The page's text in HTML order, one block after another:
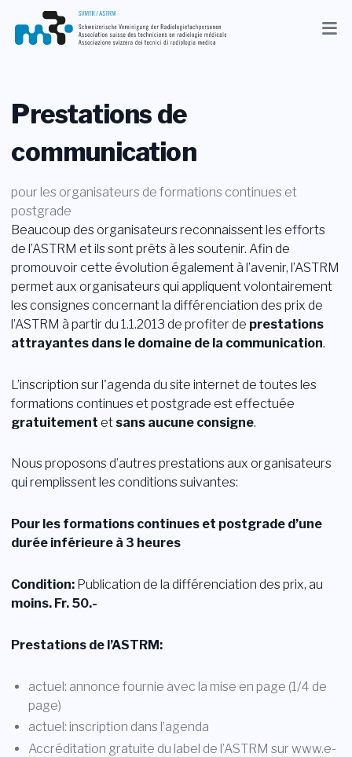
Actuel
Membres
Profession
Médias
FR
Recherche
Shop
Devenir membre Sections
Prestations de
communication
pour les organisateurs de formations continues et
postgrade
Beaucoup des organisateurs reconnaissent les efforts
de l’ASTRM et ils sont prêts à les soutenir. Afin de
promouvoir cette évolution également à l’avenir, l’ASTRM
permet aux organisateurs qui appliquent volontairement
les consignes concernant la différenciation des prix de
l’ASTRM à partir du 1.1.2013 de profiter de prestations
attrayantes dans le domaine de la communication.
L’inscription sur l'agenda du site internet de toutes les
formations continues et postgrade est effectuée
gratuitement et sans aucune consigne.
Nous proposons d’autres prestations aux organisateurs
qui remplissent les conditions suivantes:
Pour les formations continues et postgrade d’une
durée inférieure à 3 heures
Condition: Publication de la différenciation des prix, au
moins. Fr. 50.-
Prestations de l’ASTRM:
actuel: annonce fournie avec la mise en page (1/4 de
page)
actuel: inscription dans l’agenda
Accréditation gratuite du label de l’ASTRM sur www.e-